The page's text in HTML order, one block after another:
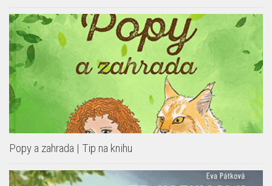
Popy a zahrada | Tip na knihu